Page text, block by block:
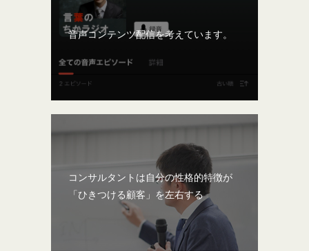
音声コンテンツ配信を考えています。
コンサルタントは自分の性格的特徴が
「ひきつける顧客」を左右する